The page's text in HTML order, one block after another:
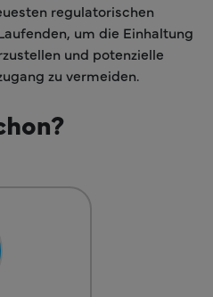
regulatorischen
um die Einhaltung
und potenzielle
zu vermeiden.